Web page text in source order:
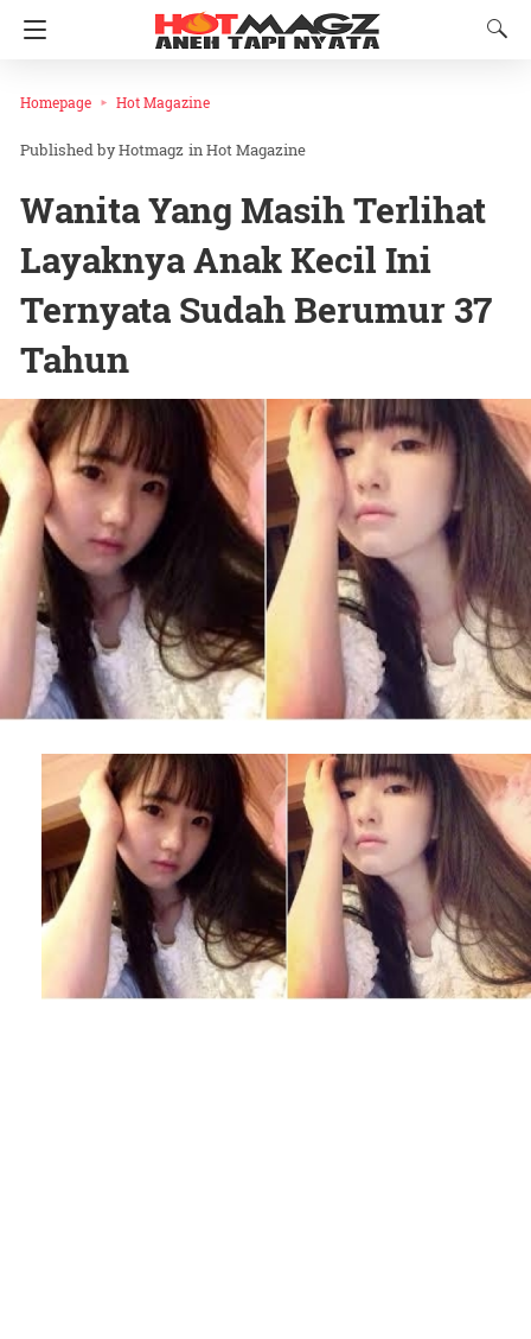
Homepage Hot Magazine
Hotmagz inHot Magazine
Wanita Yang Masih Terlihat
Layaknya Anak Kecil Ini
Ternyata Sudah Berumur 37
Tahun